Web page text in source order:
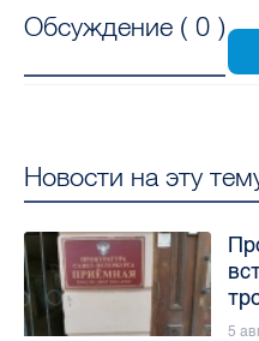
Обсуждение ( 0 )
Новости на эту
5